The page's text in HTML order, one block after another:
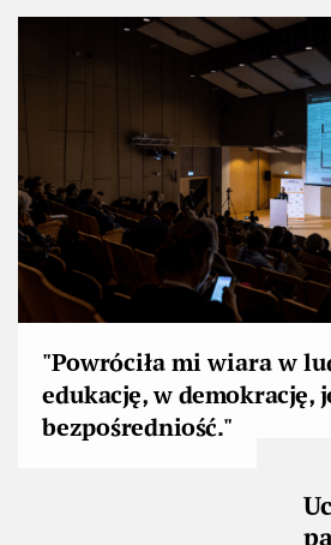
"Powróciła mi wiara w
edukację, w demokrację,
bezpośredniość."